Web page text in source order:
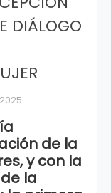
DIÁLOGO
de la
y con la
la